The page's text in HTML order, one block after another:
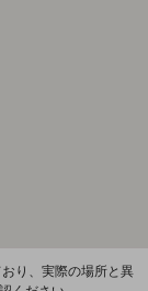
り、実際の場所と異